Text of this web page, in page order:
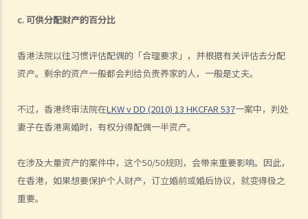
c. 可供分配财产的百分比
香港法院以往习惯评估配偶的「合理要求」，并根据有关评估去分配
资产。剩余的资产一般都会判给负责养家的人，一般是丈夫。
不过，香港终审法院在LKW v DD (2010) 13 HKCFAR 537一案中，判处
妻子在香港离婚时，有权分得配偶一半资产。
在涉及大量资产的案件中，这个50/50规则，会带来重要影响。因此，
在香港，如果想要保护个人财产，订立婚前或婚后协议，就变得极之
重要。
I. 同居
B. 遗产分配
C. 保障同居伴侣免受暴力对待
E. 同居关系双方分手
1. 婚前协议和同居协议有甚么区别？
未婚。我们的孩子也能获得香港永久居留权吗？
3. 如果我在与伴侣同居时对其居所或所在小区造成损毁，我是否需要承
担任何责任？